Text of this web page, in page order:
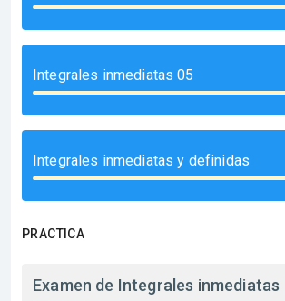
Integrales inmediatas 05
Integrales inmediatas y definidas
PRACTICA
Examen de Integrales inmediatas